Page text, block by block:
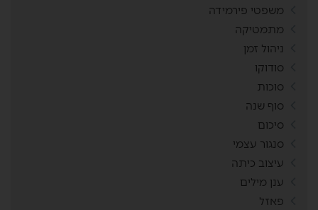
משפטי פירמידה
מתמטיקה
ניהול זמן
סודוקו
סוכות
סוף שנה
סיכום
סנגור עצמי
עיצוב כיתה
ענן מילים
פאזל